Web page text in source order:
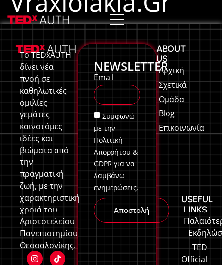
Το TEDxAUTH
δίνει νέα
πνοή σε
καθηλωτικές
ομιλίες
γεμάτες
καινοτόμες
ιδέες και
βιώματα από
την
πραγματική
ζωή, με την
χαρακτηριστική
χροιά του
Αριστοτελείου
Πανεπιστημίου
Θεσσαλονίκης.
ABOUT
US
Αρχική
Σχετικά
Ομάδα
Blog
Επικοινωνία
USEFUL
LINKS
TED
Official
NEWSLETTER
Email
Συμφωνώ
με την
Πολιτική
Απορρήτου &
GDPR για να
λαμβάνω
ενημερώσεις.
Αποστολή